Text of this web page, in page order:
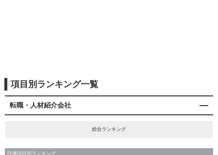
項目別ランキング一覧
転職・人材紹介会社
総合ランキング
評価項目別ランキング